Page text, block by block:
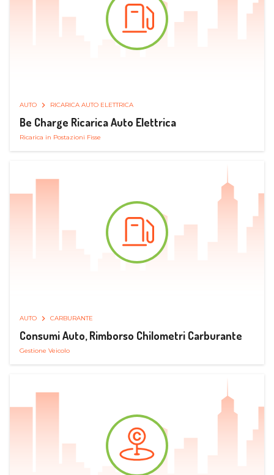
AUTO RICARICA AUTO ELETTRICA
Be Charge Ricarica Auto Elettrica
Ricarica in Postazioni Fisse
AUTO CARBURANTE
Consumi Auto, Rimborso Chilometri Carburante
Gestione Veicolo